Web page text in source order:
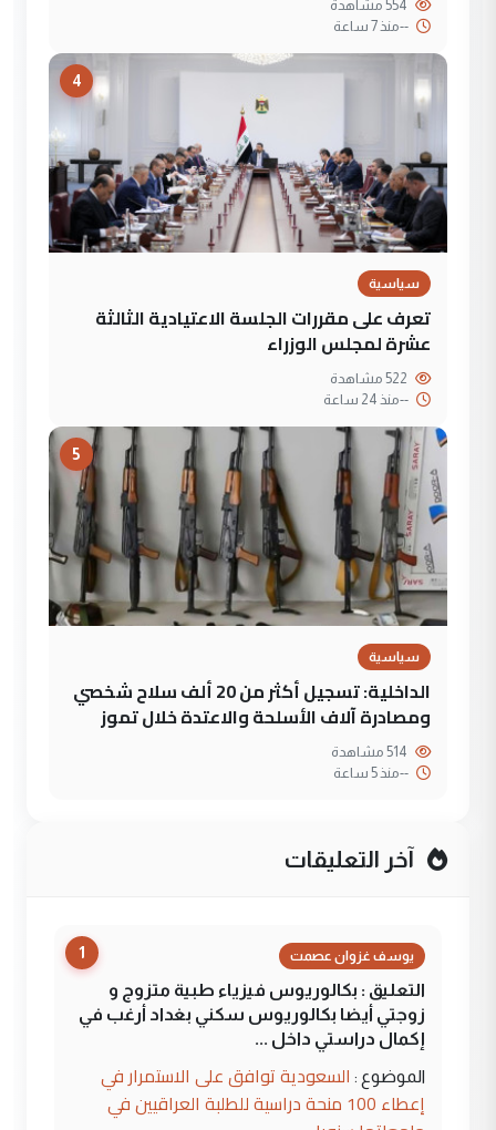
--منذ 7 ساعة
4
سياسية
تعرف على مقررات الجلسة الاعتيادية الثالثة
عشرة لمجلس الوزراء
--منذ 24 ساعة
5
سياسية
الداخلية: تسجيل أكثر من 20 ألف سلاح شخصي
ومصادرة آلاف الأسلحة والاعتدة خلال تموز
--منذ 5 ساعة
آخر التعليقات
1 يوسف غزوان عصمت
التعليق : بكالوريوس فيزياء طبية متزوج و
زوجتي أيضا بكالوريوس سكني بغداد أرغب في
إكمال دراستي داخل ...
الموضوع : السعودية توافق على الاستمرار في
إعطاء 100 منحة دراسية للطلبة العراقيين في